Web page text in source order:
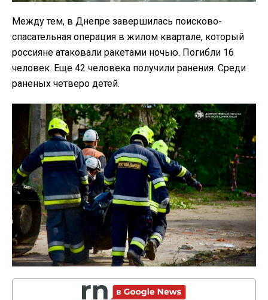
Между тем, в Днепре завершилась поисково-
спасательная операция в жилом квартале, который
россияне атаковали ракетами ночью. Погибли 16
человек. Еще 42 человека получили ранения. Среди
раненых четверо детей.